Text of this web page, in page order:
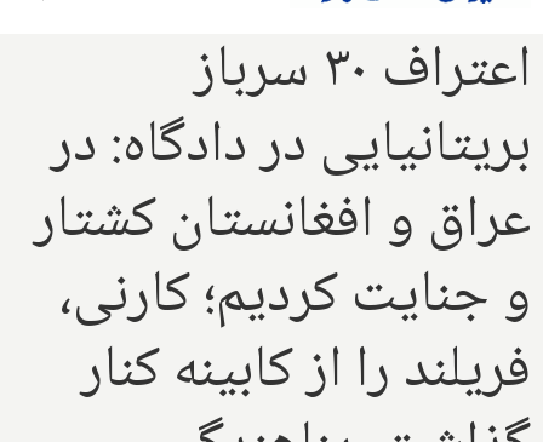
اعتراف ۳۰ سرباز
بریتانیایی در دادگاه: در
عراق و افغانستان کشتار
و جنایت کردیم؛ کارنی،
فریلند را از کابینه کنار